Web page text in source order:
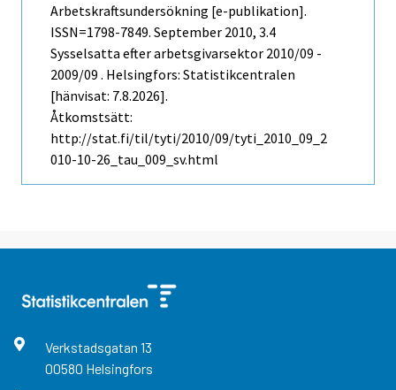
Arbetskraftsundersökning [e-publikation].
ISSN=1798-7849. September 2010, 3.4
Sysselsatta efter arbetsgivarsektor 2010/09 -
2009/09 . Helsingfors: Statistikcentralen
[hänvisat: 7.8.2026].
Åtkomstsätt:
http://stat.fi/til/tyti/2010/09/tyti_2010_09_2
010-10-26_tau_009_sv.html
Verkstadsgatan 13
00580 Helsingfors